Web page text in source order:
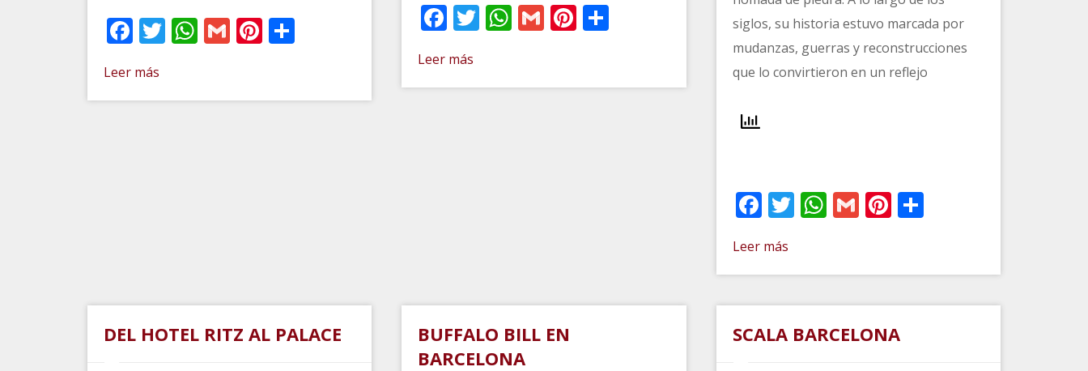
Facebook
Twitter
WhatsApp
GmailPinterest
Compartir
Leer más
Facebook
Twitter
WhatsApp
GmailPinterest
Leer más
siglos, su historia estuvo marcada por
mudanzas, guerras y reconstrucciones
que lo convirtieron en un reflejo
Facebook
Twitter
WhatsApp
GmailPinterest
Compartir
Leer más
DEL HOTEL RITZ AL PALACE
BUFFALO BILL EN
BARCELONA
SCALA BARCELONA